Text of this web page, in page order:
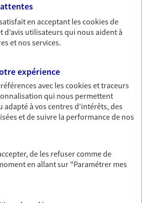
ce nouveau chapitre de
conseils d'un expert. Découvrez
(Plan Epargne Retraite)
pour la retraite.
de santé ainsi que celles de
la complémentaire santé qui
assurez-vous avec notre
Préservez vos proches en cas
en optant pour les
en acceptant lescookiesde
d’avis utilisateurs qui nous aident à
et nos services.
expérience
avec lescookies et traceurs
qui nous permettent
à vos centres d'intérêts, des
et de suivre la performance de nos
de les refuser comme de
en allant sur "Paramétrer mes